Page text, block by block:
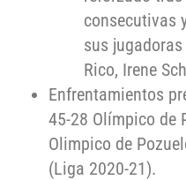
consecutivas
sus
Rico, Irene
Enfrentamientos
45-28 Olímpico de
Olimpico de
(Liga 2020-21).